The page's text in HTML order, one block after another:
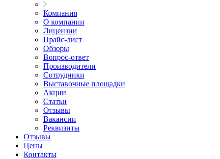
Компания
О компании
Лицензии
Прайс-лист
Обзоры
Вопрос-ответ
Производители
Сотрудники
Выставочные площадки
Акции
Статьи
Отзывы
Вакансии
Реквизиты
Отзывы
Цены
Контакты